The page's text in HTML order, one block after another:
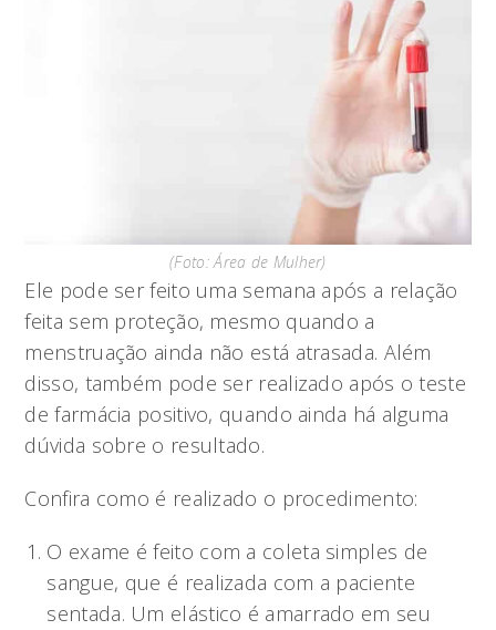
(Foto: Área de Mulher)
Ele pode ser feito uma semana após a relação
feita sem proteção, mesmo quando a
menstruação ainda não está atrasada. Além
disso, também pode ser realizado após o teste
de farmácia positivo, quando ainda há alguma
dúvida sobre o resultado.
Confira como é realizado o procedimento:
O exame é feito com a coleta simples de
sangue, que é realizada com a paciente
sentada. Um elástico é amarrado em seu